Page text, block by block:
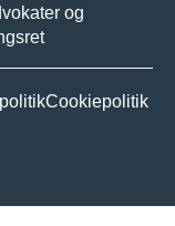
og
Cookiepolitik